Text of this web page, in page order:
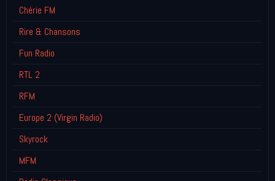
Chérie FM
Rire & Chansons
Fun Radio
RTL 2
RFM
Europe 2 (Virgin Radio)
Skyrock
MFM